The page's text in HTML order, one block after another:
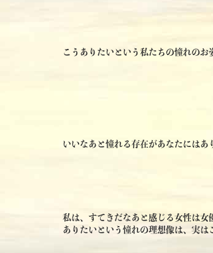
こうありたいという私たちの憧れのお
いいなあと憧れる存在があなたにはあ
私は、すてきだなあと感じる女性は女
ありたいという憧れの理想像は、実